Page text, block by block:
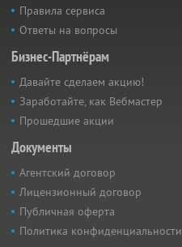
Правила сервиса
Ответы на вопросы
Бизнес-Партнёрам
Давайте сделаем акцию!
Заработайте, как Вебмастер
Прошедшие акции
Документы
Агентский договор
Лицензионный договор
Публичная оферта
Политика конфиденциальности